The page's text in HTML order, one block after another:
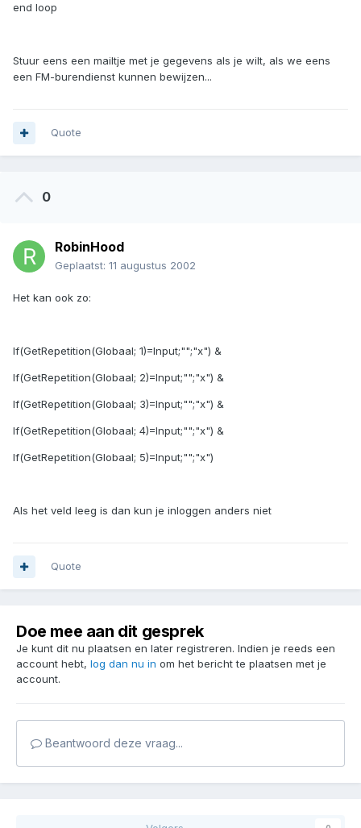
end loop
Stuur eens een mailtje met je gegevens als je wilt, als we eens
een FM-burendienst kunnen bewijzen...
Quote
0
RobinHood
Geplaatst: 11 augustus 2002
Het kan ook zo:
If(GetRepetition(Globaal; 1)=Input;"";"x") &
If(GetRepetition(Globaal; 2)=Input;"";"x") &
If(GetRepetition(Globaal; 3)=Input;"";"x") &
If(GetRepetition(Globaal; 4)=Input;"";"x") &
If(GetRepetition(Globaal; 5)=Input;"";"x")
Als het veld leeg is dan kun je inloggen anders niet
Quote
Doe mee aan dit gesprek
Je kunt dit nu plaatsen en later registreren. Indien je reeds een
account hebt, log dan nu in om het bericht te plaatsen met je
account.
Beantwoord deze vraag...